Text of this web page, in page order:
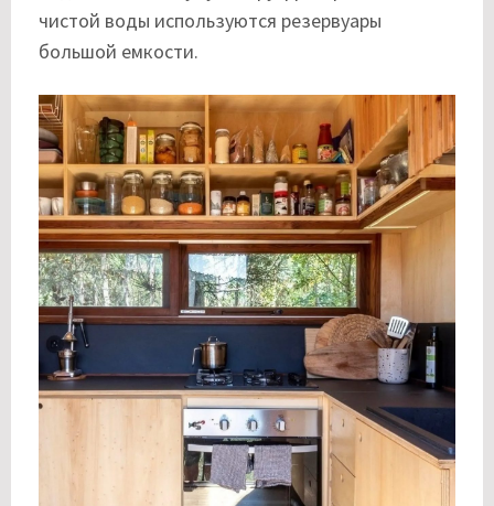
чистой воды используются резервуары
большой емкости.